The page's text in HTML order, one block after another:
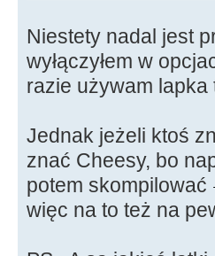
Niestety nadal jest
wyłączyłem w
razie używam
Jednak jeżeli ktoś
znać Cheesy, bo
potem skompilować
więc na to też na